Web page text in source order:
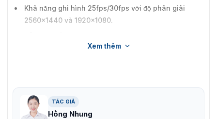
Khả năng ghi hình 25fps/30fps với độ phân giải
2560×1440 và 1920×1080.
Thiết kế cấu trúc chắc chắn với vật liệu hoàn toàn
bằng kim loại.
Xem thêm
TÁC GIẢ
Hồng Nhung